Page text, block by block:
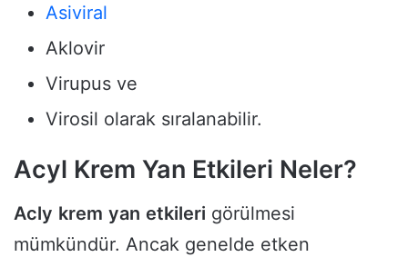
Asiviral
Aklovir
Virupus ve
Virosil olarak sıralanabilir.
Acyl Krem Yan Etkileri Neler?
Acly krem yan etkileri görülmesi
mümkündür. Ancak genelde etken